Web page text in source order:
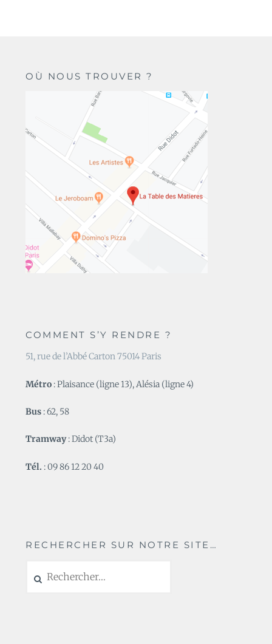
OÙ NOUS TROUVER ?
COMMENT S’Y RENDRE ?
51, rue de l’Abbé Carton 75014 Paris
Métro : Plaisance (ligne 13), Alésia (ligne 4)
Bus : 62, 58
Tramway: Didot (T3a)
Tél. : 09 86 12 20 40
RECHERCHER SUR NOTRE SITE…